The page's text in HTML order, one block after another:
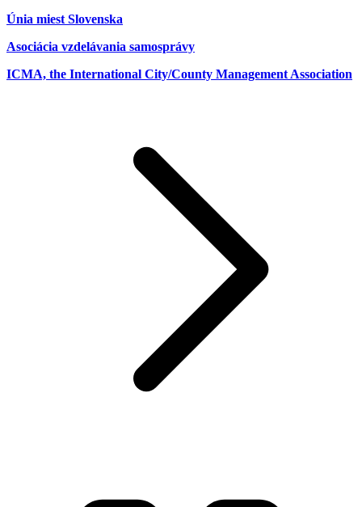
Únia miest Slovenska
Asociácia vzdelávania samosprávy
ICMA, the International City/County Management Association